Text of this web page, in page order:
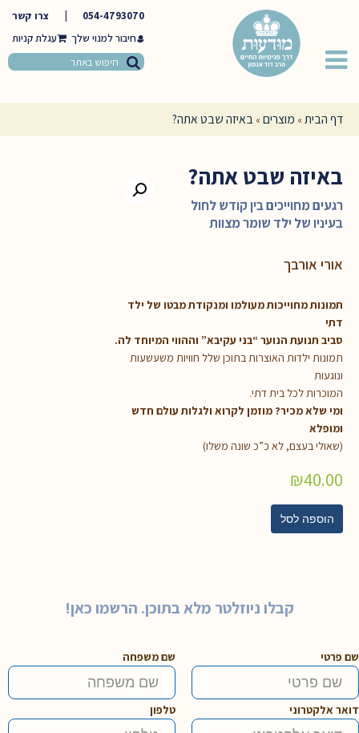
054-4793070
צרו קשר
חיבור למנוי שלך
דף הבית» מוצרים» באיזה שבט אתה?
באיזה שבט אתה?
רגעים מחוייכים בין קודש לחול
בעיניו של ילד שומר מצוות
אורי אורבך
תמונות מחוייכות מעולמו ומנקודת מבטו של ילד
דתי
סביב תנועת הנוער “בני עקיבא” וההווי המיוחד לה.
תמונות ילדות האוצרות בתוכן שלל חוויות משעשעות
ונוגעות
המוכרות לכל בית דתי.
ומי שלא מכיר? מוזמן לקרוא ולגלות עולם חדש
ומופלא
(שאולי בעצם, לא כ”כ שונה משלו)
₪40.00
הוספה לסל
קבלו ניוזלטר מלא בתוכן. הרשמו כאן!
שם פרטי שם משפחה
דואר אלקטרוני טלפון